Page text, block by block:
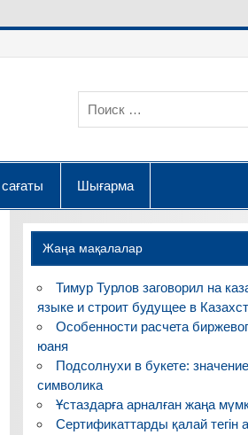
Шығарма
Жаңа мақалалар
Тимур Турлов заговорил на
языке и строит будущее в
Особенности расчета
юаня
Подсолнухи в букете:
символика
Ұстаздарға арналған жаңа
Сертификаттарды қалай тегін